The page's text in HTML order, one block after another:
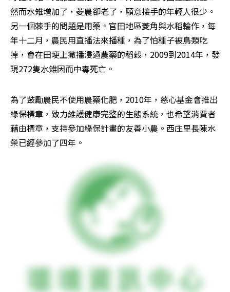
然而水雉增加了，菱農卻老了，願意接手的年輕人很少。
另一個棘手的問題是用藥。官田地區菱角與水稻輪作，每
年十二月，農民用直播法來播種，為了怕種子被鳥類吃
掉，會在田埂上撒播浸過農藥的稻穀，2009到2014年，發
現272隻水雉因而中毒死亡。
為了鼓勵農民不使用農藥化肥，2010年，慈心基金會推出
綠保標章，致力維護健康完整的生態系統，也希望消費者
藉由標章，支持參加綠保計畫的友善小農。西庄里長陳水
榮已經參加了四年。